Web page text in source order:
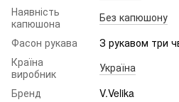
Наявність
капюшона
Без капюшону
Фасон рукава
З рукавом три
Країна
виробник
Україна
Бренд
V.Velika